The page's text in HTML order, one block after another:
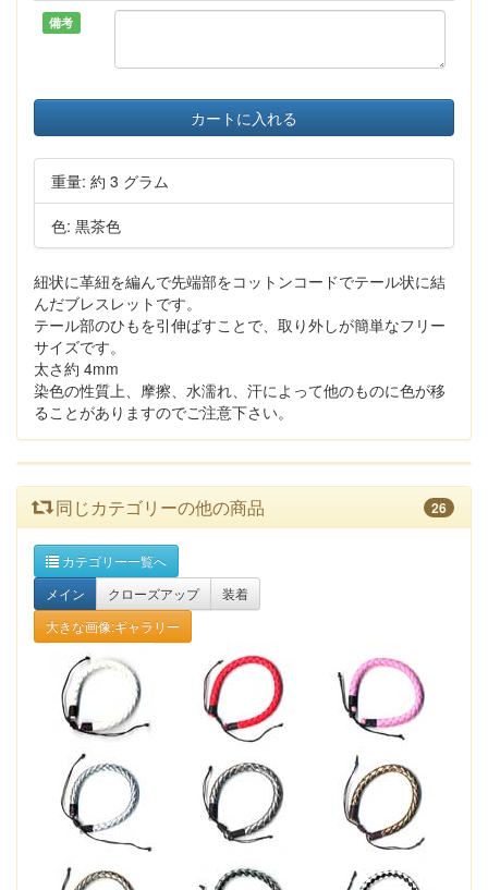
備考
カートに入れる
重量: 約 3 グラム
色: 黒茶色
紐状に革紐を編んで先端部をコットンコードでテール状に結
んだブレスレットです。
テール部のひもを引伸ばすことで、取り外しが簡単なフリー
サイズです。
太さ約 4mm
染色の性質上、摩擦、水濡れ、汗によって他のものに色が移
ることがありますのでご注意下さい。
同じカテゴリーの他の商品 26
カテゴリー一覧へ
メイン
クローズアップ
装着
大きな画像:ギャラリー